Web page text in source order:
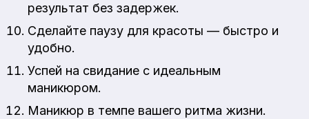
результат без задержек.
Сделайте паузу для красоты — быстро и
удобно.
Успей на свидание с идеальным
маникюром.
Маникюр в темпе вашего ритма жизни.